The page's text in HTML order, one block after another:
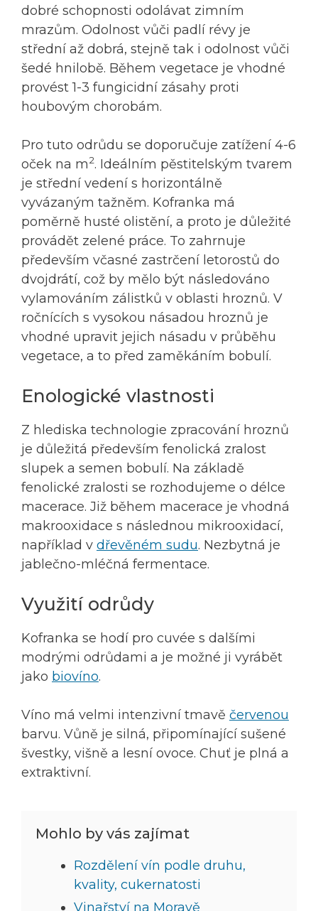
dobré schopnosti odolávat zimním
mrazům. Odolnost vůči padlí révy je
střední až dobrá, stejně tak i odolnost vůči
šedé hnilobě. Během vegetace je vhodné
provést 1-3 fungicidní zásahy proti
houbovým chorobám.
Pro tuto odrůdu se doporučuje zatížení 4-6
oček na m2. Ideálním pěstitelským tvarem
je střední vedení s horizontálně
vyvázaným tažněm. Kofranka má
poměrně husté olistění, a proto je důležité
provádět zelené práce. To zahrnuje
především včasné zastrčení letorostů do
dvojdrátí, což by mělo být následováno
vylamováním zálistků v oblasti hroznů. V
ročnících s vysokou násadou hroznů je
vhodné upravit jejich násadu v průběhu
vegetace, a to před zaměkáním bobulí.
Enologické vlastnosti
Z hlediska technologie zpracování hroznů
je důležitá především fenolická zralost
slupek a semen bobulí. Na základě
fenolické zralosti se rozhodujeme o délce
macerace. Již během macerace je vhodná
makrooxidace s následnou mikrooxidací,
například v dřevěném sudu. Nezbytná je
jablečno-mléčná fermentace.
Využití odrůdy
Kofranka se hodí pro cuvée s dalšími
modrými odrůdami a je možné ji vyrábět
jako biovíno.
Víno má velmi intenzivní tmavě červenou
barvu. Vůně je silná, připomínající sušené
švestky, višně a lesní ovoce. Chuť je plná a
extraktivní.
Mohlo by vás zajímat
Rozdělení vín podle druhu,
kvality, cukernatosti
Vinařství na Moravě